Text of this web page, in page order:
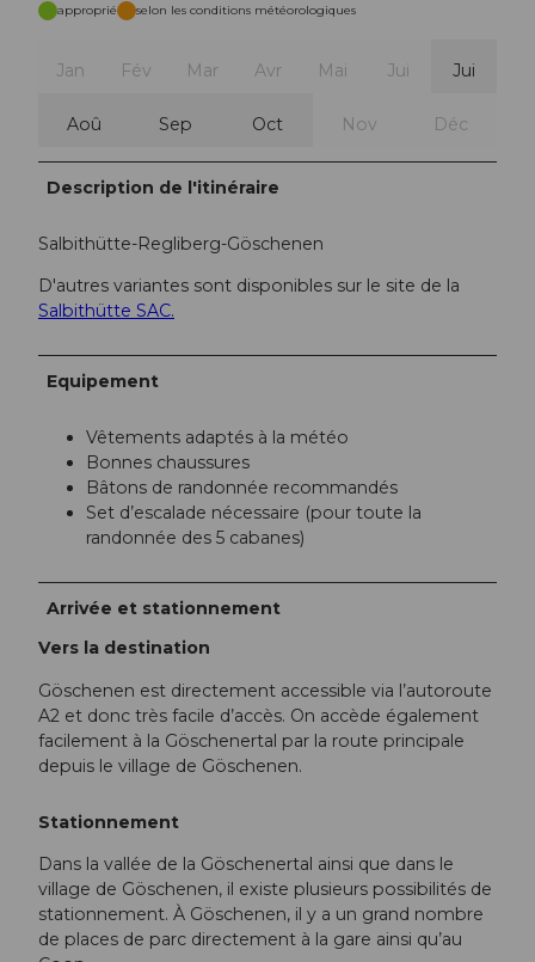
approprié selon les conditions météorologiques
Jan Fév Mar Avr Mai Jui Jui
Aoû Sep Oct Nov Déc
Description de l'itinéraire
Salbithütte-Regliberg-Göschenen
D'autres variantes sont disponibles sur le site de la
Salbithütte SAC.
Equipement
Vêtements adaptés à la météo
Bonnes chaussures
Bâtons de randonnée recommandés
Set d’escalade nécessaire (pour toute la
randonnée des 5 cabanes)
Arrivée et stationnement
Vers la destination
Göschenen est directement accessible via l’autoroute
A2 et donc très facile d’accès. On accède également
facilement à la Göschenertal par la route principale
depuis le village de Göschenen.
Stationnement
Dans la vallée de la Göschenertal ainsi que dans le
village de Göschenen, il existe plusieurs possibilités de
stationnement. À Göschenen, il y a un grand nombre
de places de parc directement à la gare ainsi qu’au